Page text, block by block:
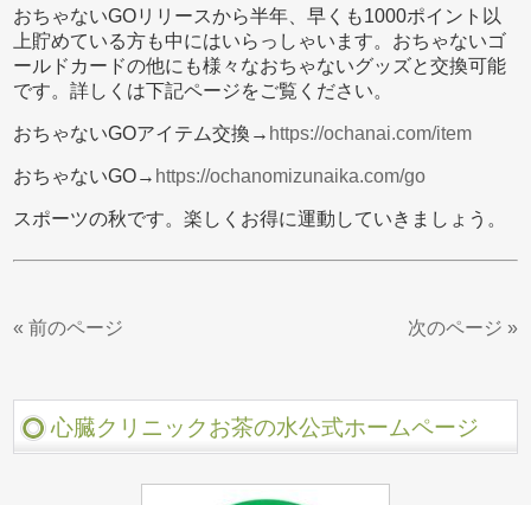
おちゃないGOリリースから半年、早くも1000ポイント以
上貯めている方も中にはいらっしゃいます。おちゃないゴ
ールドカードの他にも様々なおちゃないグッズと交換可能
です。詳しくは下記ページをご覧ください。
おちゃないGOアイテム交換→ https://ochanai.com/item
おちゃないGO→ https://ochanomizunaika.com/go
スポーツの秋です。楽しくお得に運動していきましょう。
« 前のページ 次のページ »
心臓クリニックお茶の水公式ホームページ